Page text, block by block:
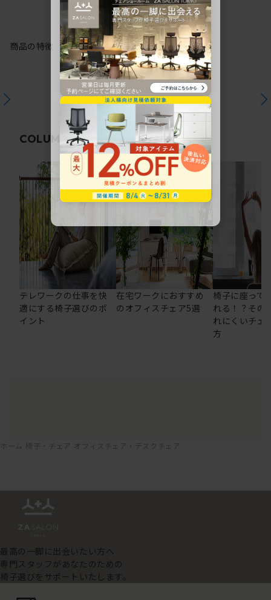
商品の特徴
COLUMN関連コラム
テレワークの仕事を快
適にする椅子選びのポ
イント
在宅ワークにおすすめ
のオフィスチェア5選
椅子に座って
れる！？その
れにくいチェ
方
ホーム 椅子・チェア オフィスチェア・デスクチェア
最高の一脚に出会いたい方へ
専門スタッフがあなたのための
椅子選びをサポートいたします。